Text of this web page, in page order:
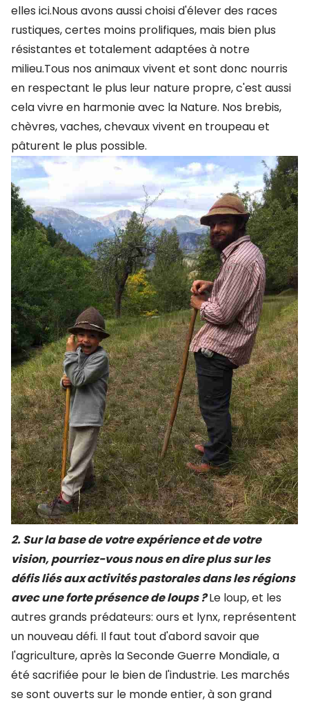
elles ici.Nous avons aussi choisi d'élever des races
rustiques, certes moins prolifiques, mais bien plus
résistantes et totalement adaptées à notre
milieu.Tous nos animaux vivent et sont donc nourris
en respectant le plus leur nature propre, c'est aussi
cela vivre en harmonie avec la Nature. Nos brebis,
chèvres, vaches, chevaux vivent en troupeau et
pâturent le plus possible.
2. Sur la base de votre expérience et de votre
vision, pourriez-vous nous en dire plus sur les
défis liés aux activités pastorales dans les régions
avec une forte présence de loups ?Le loup, et les
autres grands prédateurs: ours et lynx, représentent
un nouveau défi. Il faut tout d'abord savoir que
l'agriculture, après la Seconde Guerre Mondiale, a
été sacrifiée pour le bien de l'industrie. Les marchés
se sont ouverts sur le monde entier, à son grand